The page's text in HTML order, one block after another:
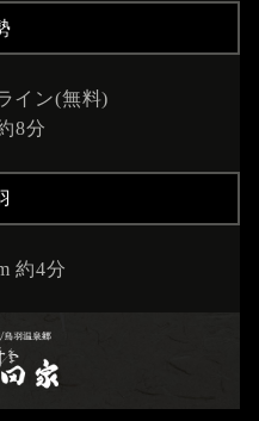
イン(無料)
8分
約4分